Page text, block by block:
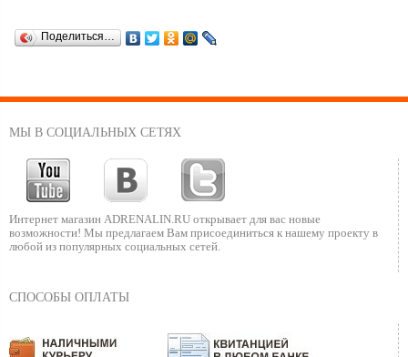
Поделиться…
МЫ В СОЦИАЛЬНЫХ СЕТЯХ
Интернет магазин ADRENALIN.RU открывает для вас новые
возможности! Мы предлагаем Вам присоединиться к нашему проекту в
любой из популярных социальных сетей.
СПОСОБЫ ОПЛАТЫ